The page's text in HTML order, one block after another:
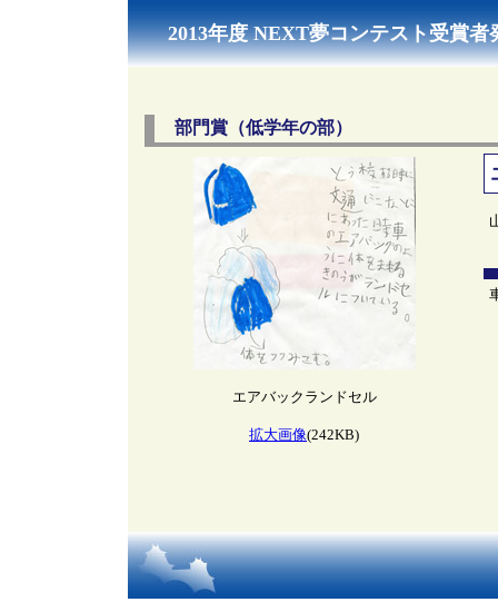
2013年度 NEXT夢コンテスト受賞者
部門賞（低学年の部）
エアバックランドセル
拡大画像(242KB)